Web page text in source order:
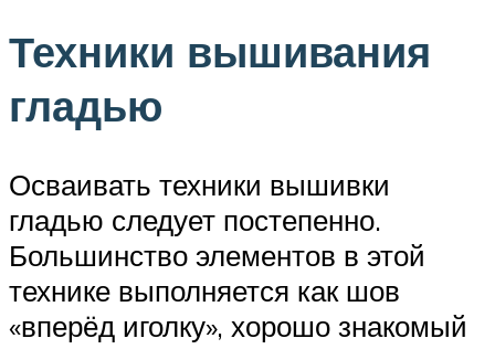
Техники вышивания
гладью
Осваивать техники вышивки
гладью следует постепенно.
Большинство элементов в этой
технике выполняется как шов
«вперёд иголку», хорошо знакомый